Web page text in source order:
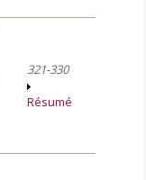
321-330
Résumé